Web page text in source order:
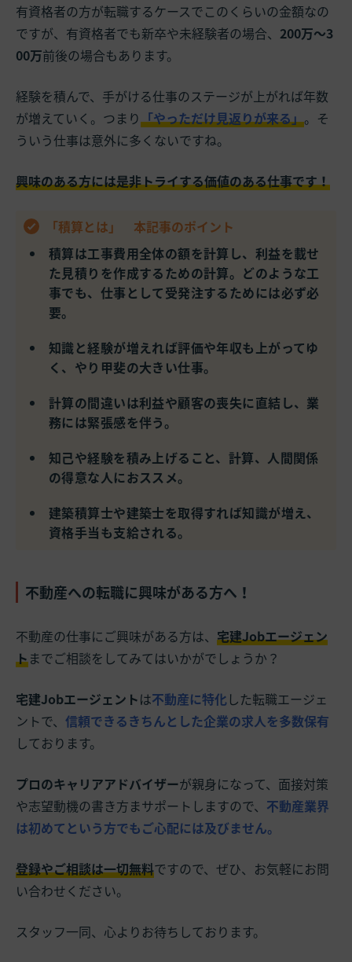
有資格者の方が転職するケースでこのくらいの金額なの
ですが、有資格者でも新卒や未経験者の場合、 200万～3
00万前後の場合もあります。
経験を積んで、手がける仕事のステージが上がれば年数
が増えていく。つまり「やっただけ見返りが来る」。そ
ういう仕事は意外に多くないですね。
興味のある方には是非トライする価値のある仕事です！
「積算とは」 本記事のポイント
積算は工事費用全体の額を計算し、利益を載せ
た見積りを作成するための計算。どのような工
事でも、仕事として受発注するためには必ず必
要。
知識と経験が増えれば評価や年収も上がってゆ
く、やり甲斐の大きい仕事。
計算の間違いは利益や顧客の喪失に直結し、業
務には緊張感を伴う。
知己や経験を積み上げること、計算、人間関係
の得意な人におススメ。
建築積算士や建築士を取得すれば知識が増え、
資格手当も支給される。
不動産への転職に興味がある方へ！
不動産の仕事にご興味がある方は、 宅建Jobエージェン
トまでご相談をしてみてはいかがでしょうか？
宅建Jobエージェントは不動産に特化した転職エージェ
ントで、 信頼できるきちんとした企業の求人を多数保有
しております。
プロのキャリアアドバイザーが親身になって、面接対策
や志望動機の書き方まサポートしますので、 不動産業界
は初めてという方でもご心配には及びません。
登録やご相談は一切無料ですので、ぜひ、お気軽にお問
い合わせください。
スタッフ一同、心よりお待ちしております。